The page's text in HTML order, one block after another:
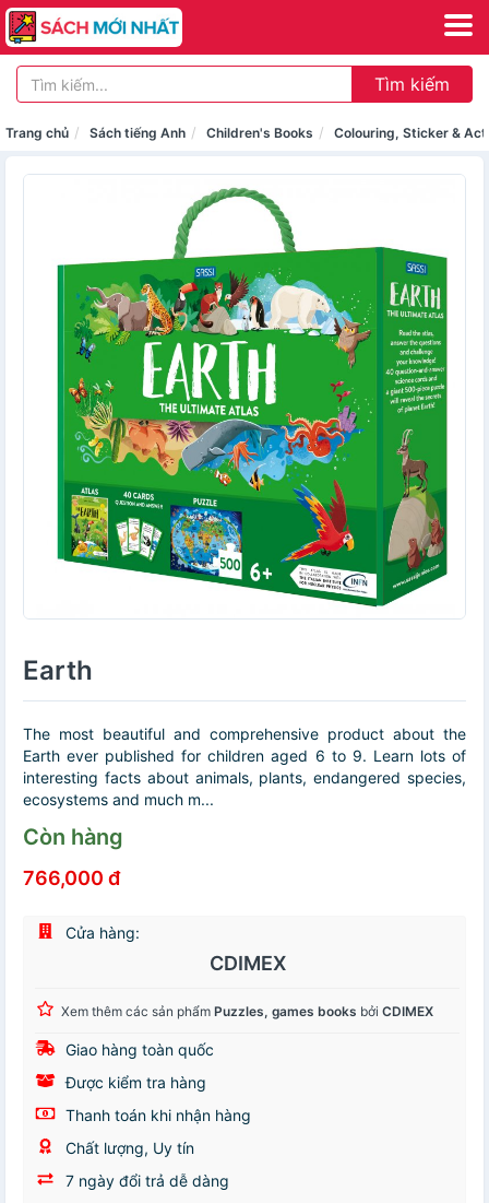
Tìm kiếm
Trang chủ Sách tiếng Anh Children's Books Colouring, Sticker &
Earth
The most beautiful and comprehensive product about the
Earth ever published for children aged 6 to 9. Learn lots of
interesting facts about animals, plants, endangered species,
ecosystems and much m...
Còn hàng
766,000 đ
Cửa hàng:
CDIMEX
Xem thêm các sản phẩm Puzzles, games books bởi CDIMEX
Giao hàng toàn quốc
Được kiểm tra hàng
Thanh toán khi nhận hàng
Chất lượng, Uy tín
7 ngày đổi trả dễ dàng